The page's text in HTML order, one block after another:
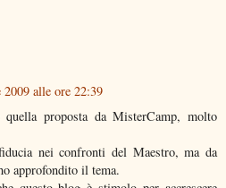
2009 alle ore 22:39
proposta da MisterCamp, molto
nei confronti del Maestro, ma da
approfondito il tema.